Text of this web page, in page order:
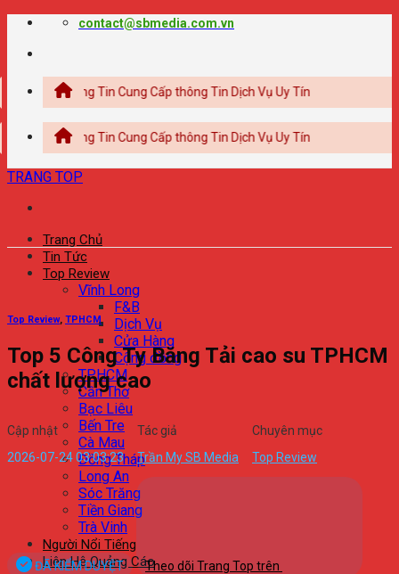
Chuyển
contact@sbmedia.com.vn
Tin Cung Cấp thông Tin Dịch Vụ Uy Tín
Tin Cung Cấp thông Tin Dịch Vụ Uy Tín
TRANG TOP
Trang Chủ
Tin Tức
Top Review
Vĩnh Long
F&B
Dịch Vụ
Cửa Hàng
Cộng đồng
TPHCM
Cần Thơ
Bạc Liêu
Bến Tre
Cà Mau
Đồng Tháp
Long An
Sóc Trăng
Tiền Giang
Trà Vinh
Người Nổi Tiếng
Liên Hệ Quảng Cáo
Top Review, TPHCM
Top 5 Công Ty Băng Tải cao su TPHCM
chất lượng cao
Cập nhật
2026-07-24 03:03:23
Tác giả
Trần My SB Media
Chuyên mục
Top Review
ĐÃ KIỂM DUYỆT Theo dõi Trang Top trên